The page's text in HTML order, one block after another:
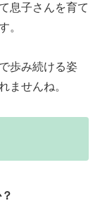
息子さんを育て
。
歩み続ける姿
ませんね。